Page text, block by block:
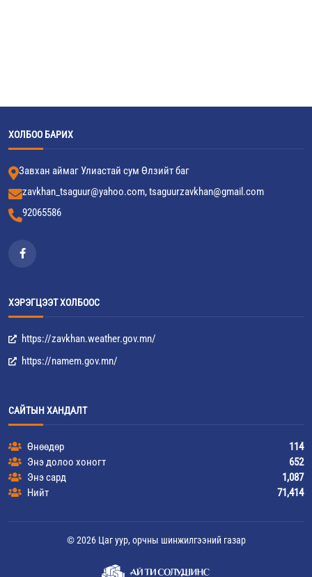
ХОЛБОО БАРИХ
Завхан аймаг Улиастай сум Өлзийт баг
zavkhan_tsaguur@yahoo.com, tsaguurzavkhan@gmail.com
92065586
ХЭРЭГЦЭЭТ ХОЛБООС
https://zavkhan.weather.gov.mn/
https://namem.gov.mn/
САЙТЫН ХАНДАЛТ
Өнөөдөр
114
Энэ долоо хоногт
652
Энэ сард
1,087
Нийт
71,414
© 2026 Цаг уур, орчны шинжилгээний газар